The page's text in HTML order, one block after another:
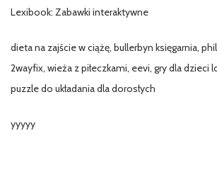
Lexibook: Zabawki interaktywne
dieta na zajście w ciążę, bullerbyn księgarnia,
2wayfix, wieża z piłeczkami, eevi, gry dla dzieci
puzzle do układania dla dorosłych
yyyyy